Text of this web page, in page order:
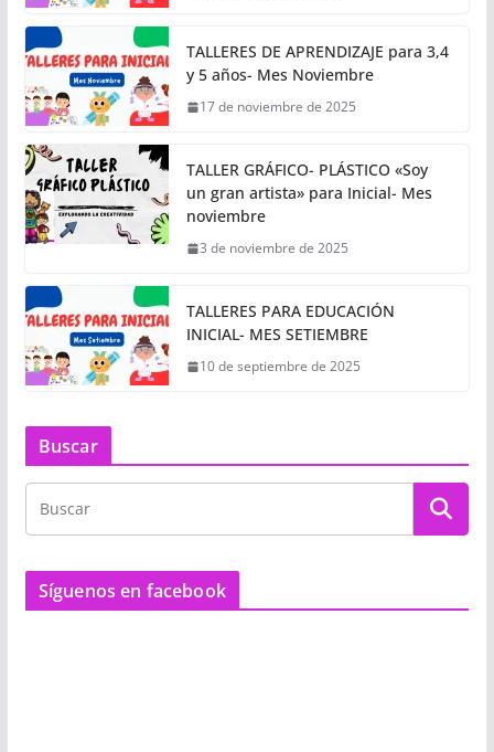
TALLERES DE APRENDIZAJE para 3,4
y 5 años- Mes Noviembre
17 de noviembre de 2025
TALLER GRÁFICO- PLÁSTICO «Soy
un gran artista» para Inicial- Mes
noviembre
3 de noviembre de 2025
TALLERES PARA EDUCACIÓN
INICIAL- MES SETIEMBRE
10 de septiembre de 2025
Buscar
Síguenos en facebook